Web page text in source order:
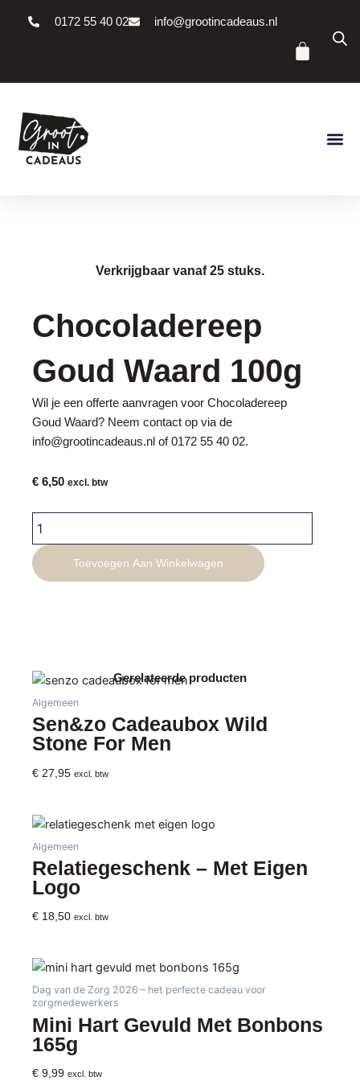
0172 55 40 02 info@grootincadeaus.nl
Chocoladereep
Goud Waard 100g
Wil je een offerte aanvragen voor Chocoladereep
Goud Waard? Neem contact op via de
info@grootincadeaus.nl of0172 55 40 02.
€ 6,50 excl. btw
Goud
Waard
100g
aantal
Toevoegen Aan Winkelwagen
Verkrijgbaar vanaf 25 stuks.
Gerelateerde producten
Algemeen
Sen&zo Cadeaubox Wild
Stone For Men
€ 27,95 excl. btw
Algemeen
Relatiegeschenk – Met Eigen
Logo
€ 18,50 excl. btw
Dag van de Zorg 2026 – het perfecte cadeau voor
zorgmedewerkers
Mini Hart Gevuld Met Bonbons
165g
€ 9,99 excl. btw